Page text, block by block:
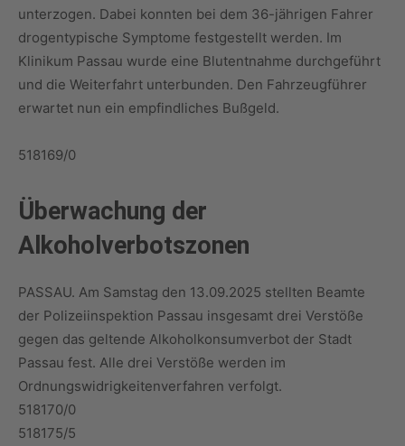
unterzogen. Dabei konnten bei dem 36-jährigen Fahrer
drogentypische Symptome festgestellt werden. Im
Klinikum Passau wurde eine Blutentnahme durchgeführt
und die Weiterfahrt unterbunden. Den Fahrzeugführer
erwartet nun ein empfindliches Bußgeld.
518169/0
Überwachung der
Alkoholverbotszonen
PASSAU. Am Samstag den 13.09.2025 stellten Beamte
der Polizeiinspektion Passau insgesamt drei Verstöße
gegen das geltende Alkoholkonsumverbot der Stadt
Passau fest. Alle drei Verstöße werden im
Ordnungswidrigkeitenverfahren verfolgt.
518170/0
518175/5